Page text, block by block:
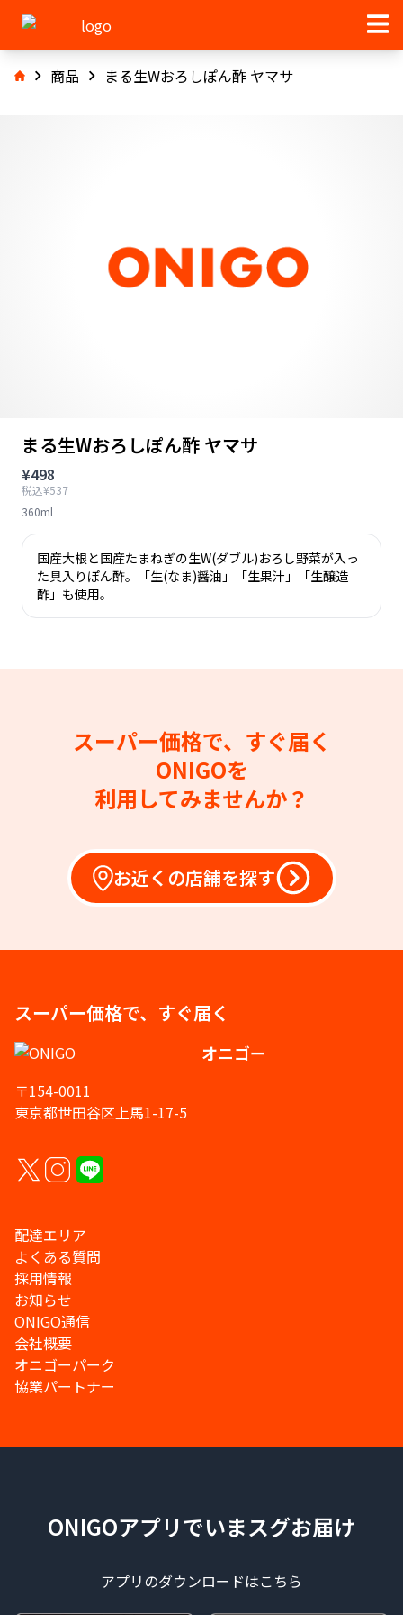
商品 まる生Wおろしぽん酢 ヤマサ
まる生Wおろしぽん酢 ヤマサ
¥498
税込¥537
360ml
国産大根と国産たまねぎの生W(ダブル)おろし野菜が入っ
た具入りぽん酢。「生(なま)醤油」「生果汁」「生醸造
酢」も使用。
スーパー価格で、すぐ届く
ONIGOを
利用してみませんか？
お近くの店舗を探す
スーパー価格で、すぐ届く
オニゴー
〒154-0011
東京都世田谷区上馬1-17-5
配達エリア
よくある質問
採用情報
お知らせ
ONIGO通信
会社概要
オニゴーパーク
協業パートナー
ONIGOアプリでいまスグお届け
アプリのダウンロードはこちら